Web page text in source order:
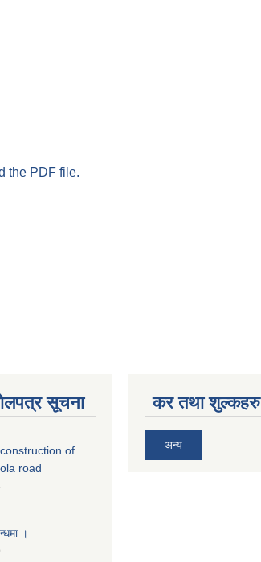
the PDF file.
सूचना
of
road
।
कर तथा शुल्कहरु
अन्य